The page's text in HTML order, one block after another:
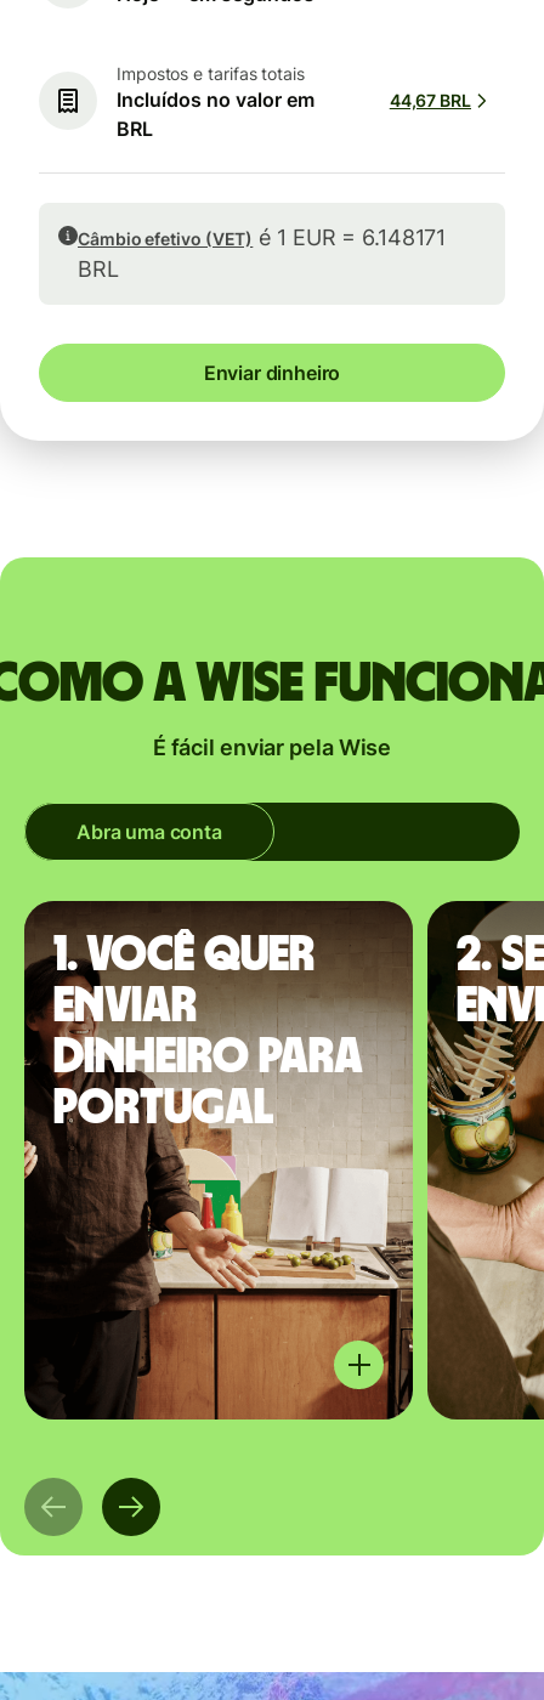
Impostos e tarifas totais
Incluídos no valor em
BRL
44,67 BRL
Câmbio efetivo (VET) é 1 EUR = 6.148171
BRL
Enviar dinheiro
a Wise
É fácil enviar pela Wise
Abra uma conta
1. Você quer
enviar
dinheiro para
Portugal
2.